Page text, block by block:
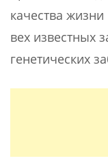
качества
вех известных
генетических